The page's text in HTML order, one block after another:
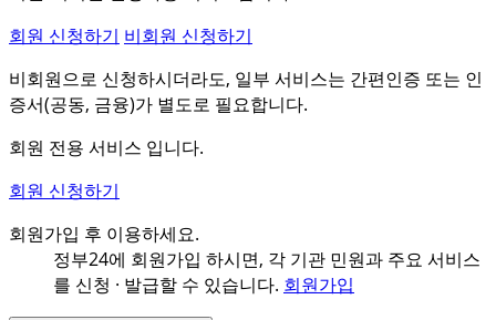
회원 신청하기 비회원 신청하기
비회원으로 신청하시더라도, 일부 서비스는 간편인증 또는 인
증서(공동, 금융)가 별도로 필요합니다.
회원 전용 서비스 입니다.
회원 신청하기
회원가입 후 이용하세요.
정부24에 회원가입 하시면, 각 기관 민원과 주요 서비스
를 신청 · 발급할 수 있습니다. 회원가입